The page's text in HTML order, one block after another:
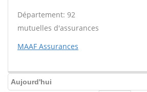
Département: 92
mutuelles d'assurances
MAAF Assurances
Aujourd'hui